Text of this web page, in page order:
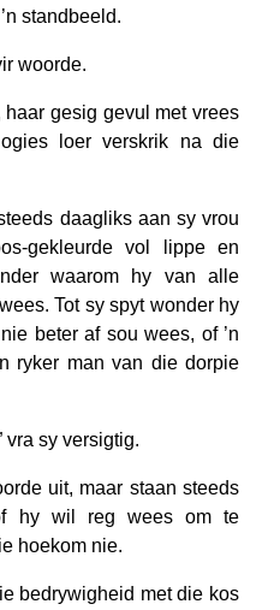
standbeeld.
woorde.
haar gesig gevul met vrees
loer verskrik na die
daagliks aan sy vrou
gekleurde vol lippe en
waarom hy van alle
Tot sy spyt wonder hy
beter af sou wees, of ’n
ryker man van die dorpie
vra sy versigtig.
uit, maar staan steeds
hy wil reg wees om te
hoekom nie.
bedrywigheid met die kos